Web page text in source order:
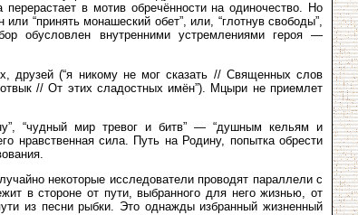
в мотив обречённости на одиночество. Но
“принять монашеский обет”, или, “глотнув свободы”,
обусловлен внутренними устремлениями героя —
друзей (“я никому не мог сказать // Священных слов
// От этих сладостных имён”). Мцыри не приемлет
“чудный мир тревог и битв” — “душным кельям и
нравственная сила. Путь на Родину, попытка обрести
некоторые исследователи проводят параллели с
в стороне от пути, выбранного для него жизнью, от
из песни рыбки. Это однажды избранный жизненный